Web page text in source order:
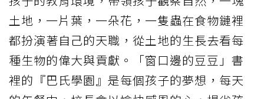
土地，一片葉，一朵花，一隻蟲在食物鏈裡
都扮演著自己的天職，從土地的生長去看每
種生物的偉大與貢獻。「窗口邊的豆豆」書
裡的『巴氏學園』是每個孩子的夢想，每天